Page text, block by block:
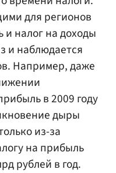
для регионов
и налог на доходы
и наблюдается
Например, даже
в 2009 году
дыры
из-за
на прибыль
рублей в год.